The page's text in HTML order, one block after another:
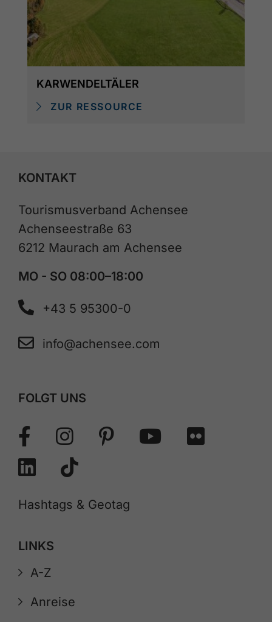
KARWENDELTÄLER
ZUR RESSOURCE
KONTAKT
Tourismusverband Achensee
Achenseestraße 63
6212 Maurach am Achensee
MO - SO 08:00–18:00
+43 5 95300-0
info@achensee.com
FOLGT UNS
Hashtags & Geotag
LINKS
A-Z
Anreise